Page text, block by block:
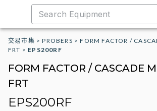
交易市集 >PROBERS >FORM FACTOR /
FRT > EPS200RF
FORM FACTOR / CASCADE
FRT
EPS200RF